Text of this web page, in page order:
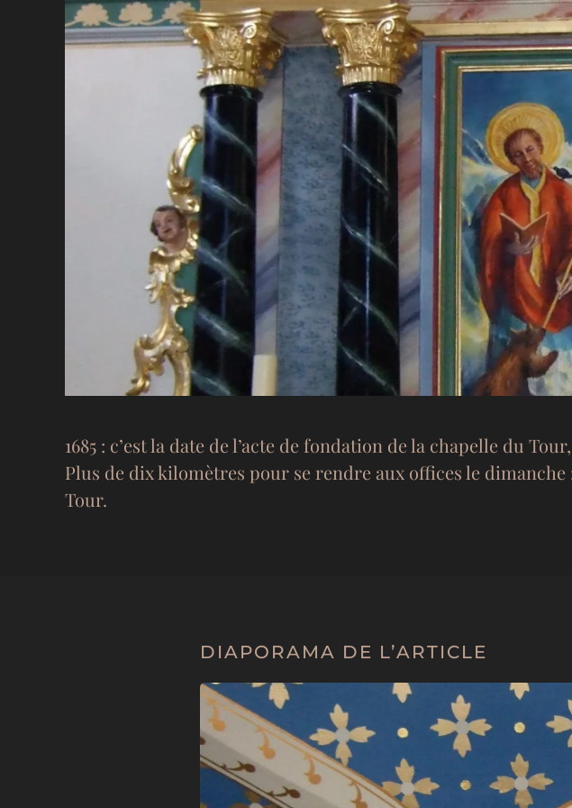
1685 : c’est la date de l’acte de fondation de la chapelle du
Plus de dix kilomètres pour se rendre aux offices le
Tour.
DIAPORAMA DE L’ARTICLE